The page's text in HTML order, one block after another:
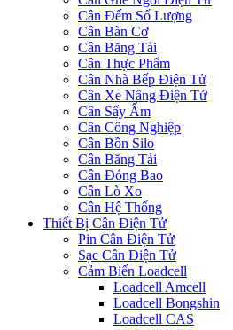
Cân Đếm Số Lượng
Cân Bàn Cơ
Cân Băng Tải
Cân Thực Phẩm
Cân Nhà Bếp Điện Tử
Cân Xe Nâng Điện Tử
Cân Sấy Ẩm
Cân Công Nghiệp
Cân Bồn Silo
Cân Băng Tải
Cân Đóng Bao
Cân Lò Xo
Cân Hệ Thống
Thiết Bị Cân Điện Tử
Pin Cân Điện Tử
Sạc Cân Điện Tử
Cảm Biến Loadcell
Loadcell Amcell
Loadcell Bongshin
Loadcell CAS